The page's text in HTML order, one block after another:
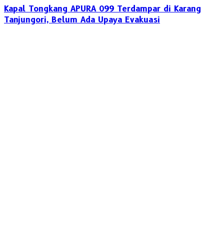
Kapal Tongkang APURA 099 Terdampar di Karang
Tanjungori, Belum Ada Upaya Evakuasi